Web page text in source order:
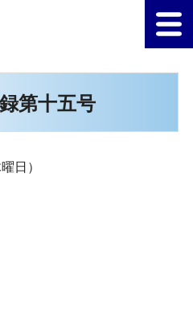
第十五号
日）